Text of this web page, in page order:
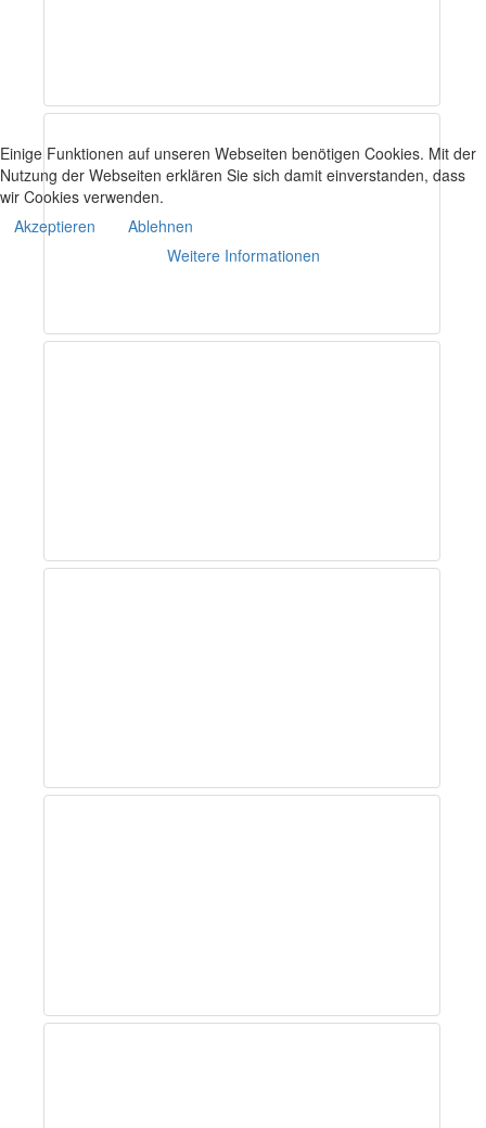
Einige Funktionen auf unseren Webseiten benötigen Cookies. Mit der
Nutzung der Webseiten erklären Sie sich damit einverstanden, dass
wir Cookies verwenden.
Akzeptieren
Ablehnen
Weitere Informationen